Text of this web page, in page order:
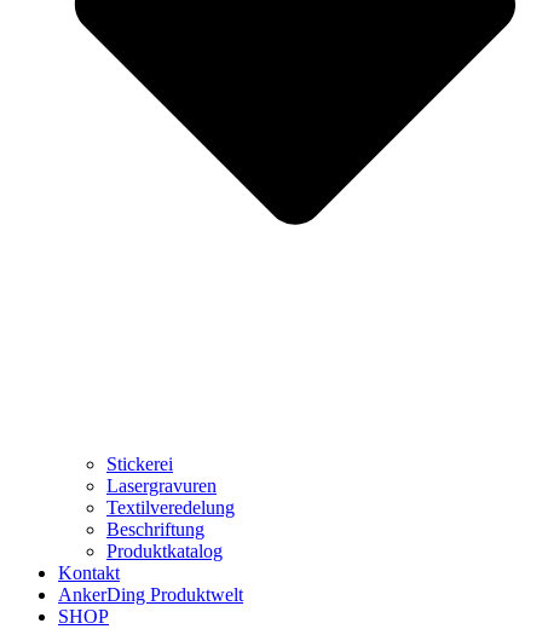
Stickerei
Lasergravuren
Textilveredelung
Beschriftung
Produktkatalog
Kontakt
AnkerDing Produktwelt
SHOP